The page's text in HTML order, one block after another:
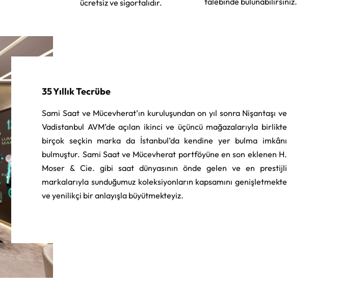
ücretsiz ve sigortalıdır.
35 Yıllık Tecrübe
Sami Saat ve Mücevherat’ın kuruluşundan on yıl sonra Nişantaşı ve
Vadistanbul AVM’de açılan ikinci ve üçüncü mağazalarıyla birlikte
birçok seçkin marka da İstanbul’da kendine yer bulma imkânı
bulmuştur. Sami Saat ve Mücevherat portföyüne en son eklenen H.
Moser & Cie. gibi saat dünyasının önde gelen ve en prestijli
markalarıyla sunduğumuz koleksiyonların kapsamını genişletmekte
ve yenilikçi bir anlayışla büyütmekteyiz.